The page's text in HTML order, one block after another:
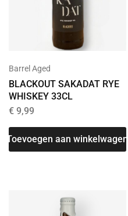
Barrel Aged
BLACKOUT SAKADAT RYE
WHISKEY 33CL
€ 9,99
Toevoegen aan winkelwagen